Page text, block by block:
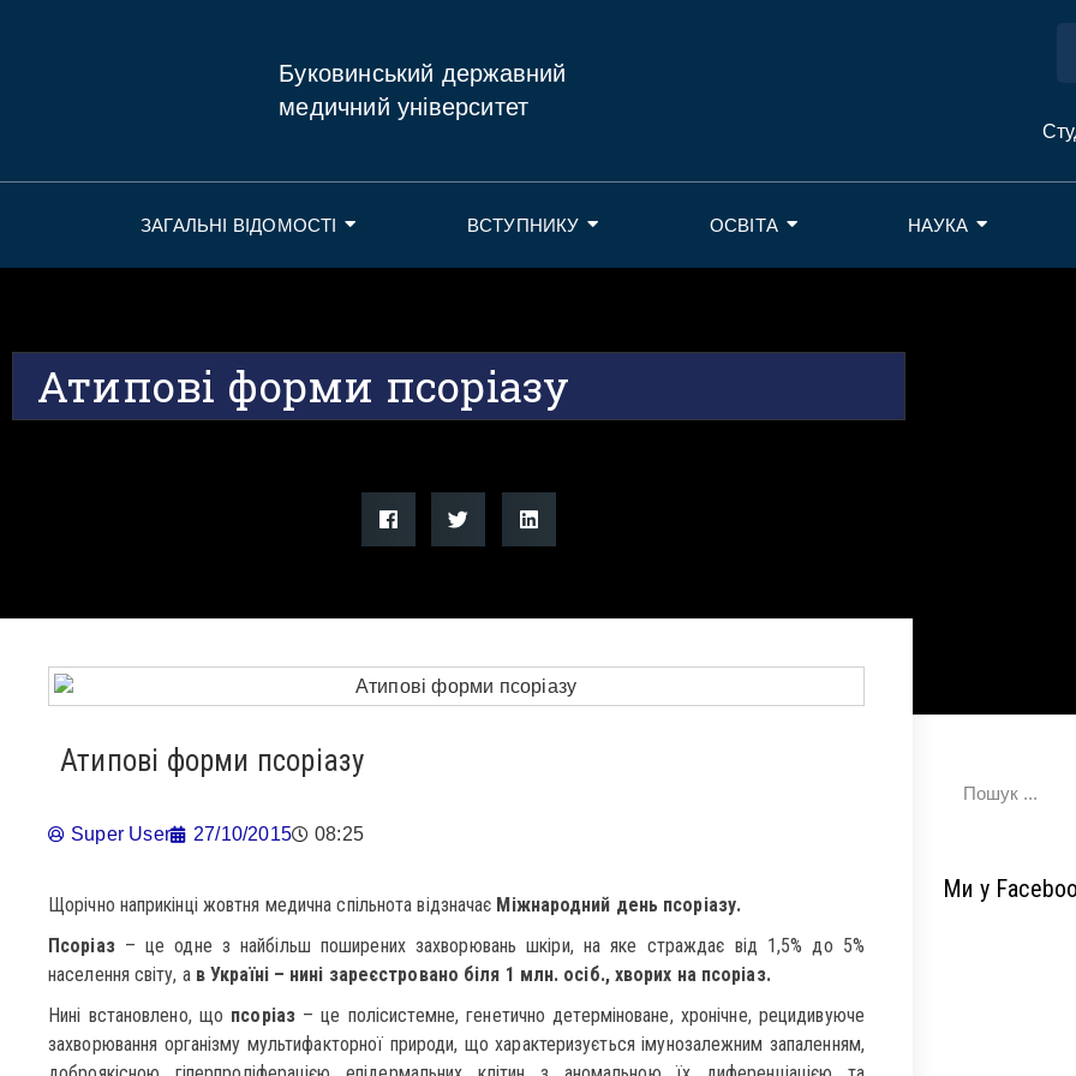
Буковинський державний
медичний університет
ЗАГАЛЬНІ ВІДОМОСТІ ВСТУПНИКУ ОСВІТА НАУКА
Атипові форми псоріазу
Атипові форми псоріазу
Super User 27/10/2015 08:25
Щорічно наприкінці жовтня медична спільнота відзначає Міжнародний день псоріазу.
Псоріаз– це одне з найбільш поширених захворювань шкіри, на яке страждає від 1,5% до 5%
населення світу, а в Україні – нині зареєстровано біля 1 млн. осіб., хворих на псоріаз.
Нині встановлено, що псоріаз– це полісистемне, генетично детерміноване, хронічне, рецидивуюче
захворювання організму мультифакторної природи, що характеризується імунозалежним запаленням,
Ми у